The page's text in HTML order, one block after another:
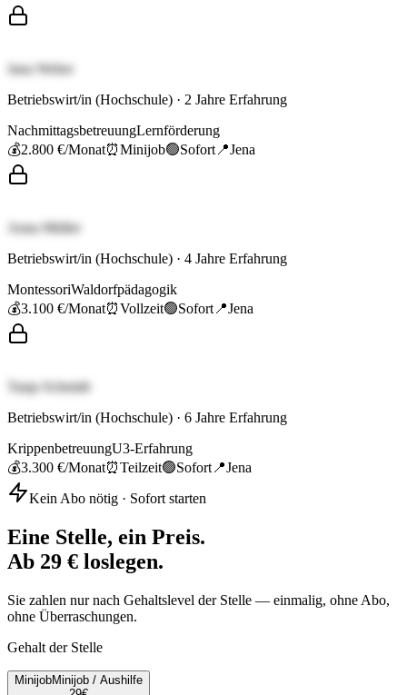
Jana Weber
Betriebswirt/in (Hochschule) · 2 Jahre Erfahrung
NachmittagsbetreuungLernförderung
💰2.800 €/Monat⏰Minijob🟢Sofort 📍Jena
Anna Müller
Betriebswirt/in (Hochschule) · 4 Jahre Erfahrung
MontessoriWaldorfpädagogik
💰3.100 €/Monat⏰Vollzeit🟢Sofort 📍Jena
Tanja Schmidt
Betriebswirt/in (Hochschule) · 6 Jahre Erfahrung
KrippenbetreuungU3-Erfahrung
💰3.300 €/Monat⏰Teilzeit🟢Sofort 📍Jena
Kein Abo nötig · Sofort starten
Eine Stelle, ein Preis.
Ab 29 € loslegen.
Sie zahlen nur nach Gehaltslevel der Stelle — einmalig, ohne Abo,
ohne Überraschungen.
Gehalt der Stelle
MinijobMinijob / Aushilfe